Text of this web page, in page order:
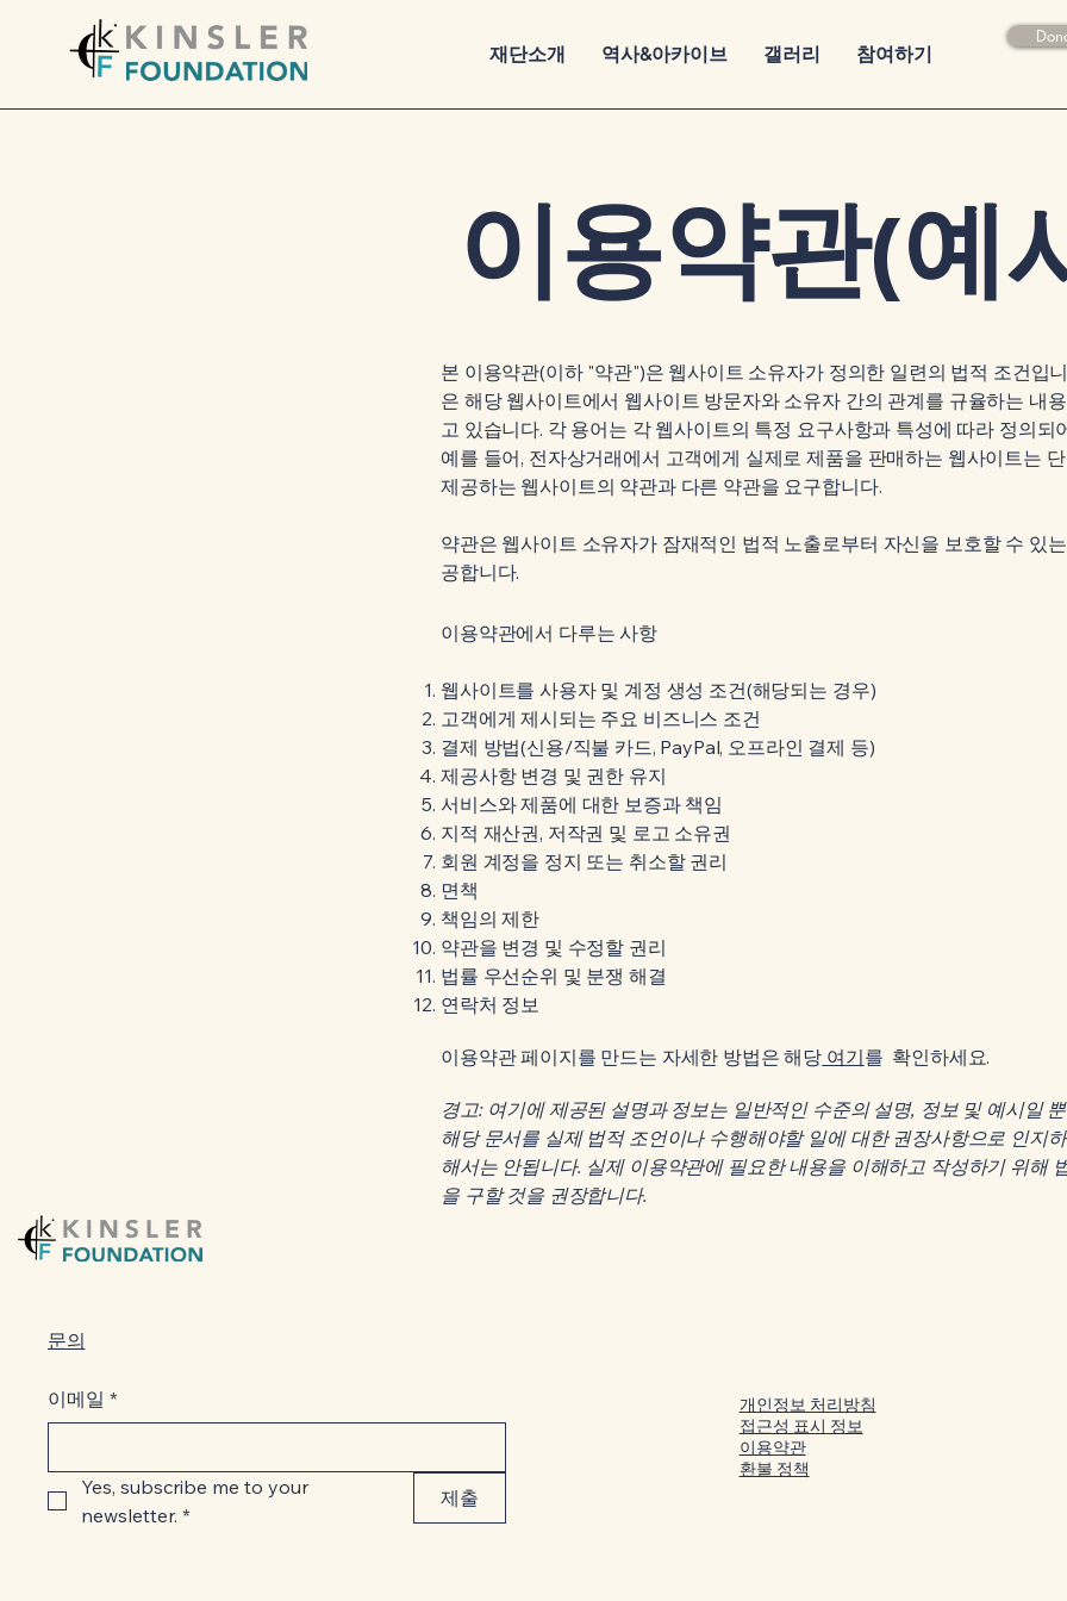
재단소개 역사&아카이브 갤러리 참여하기
이용약관(예
본 이용약관(이하 "약관")은 웹사이트 소유자가 정의한 일련의 법적 조건입
은 해당 웹사이트에서 웹사이트 방문자와 소유자 간의 관계를 규율하는 내
고 있습니다. 각 용어는 각 웹사이트의 특정 요구사항과 특성에 따라 정의되
예를 들어, 전자상거래에서 고객에게 실제로 제품을 판매하는 웹사이트는
제공하는 웹사이트의 약관과 다른 약관을 요구합니다.
약관은 웹사이트 소유자가 잠재적인 법적 노출로부터 자신을 보호할 수 있
공합니다.
이용약관에서 다루는 사항
웹사이트를 사용자 및 계정 생성 조건(해당되는 경우)
고객에게 제시되는 주요 비즈니스 조건
결제 방법(신용/직불 카드, PayPal, 오프라인 결제 등)
제공사항 변경 및 권한 유지
서비스와 제품에 대한 보증과 책임
지적 재산권, 저작권 및 로고 소유권
회원 계정을 정지 또는 취소할 권리
면책
책임의 제한
약관을 변경 및 수정할 권리
법률 우선순위 및 분쟁 해결
연락처 정보
이용약관 페이지를 만드는 자세한 방법은 해당 여기를 확인하세요.
경고: 여기에 제공된 설명과 정보는 일반적인 수준의 설명, 정보 및 예시일
해당 문서를 실제 법적 조언이나 수행해야할 일에 대한 권장사항으로 인지
해서는 안됩니다. 실제 이용약관에 필요한 내용을 이해하고 작성하기 위해
을 구할 것을 권장합니다.
문의
이메일 *
Yes, subscribe me to your
newsletter. *
제출
개인정보 처리방침
접근성 표시 정보
이용약관
환불 정책